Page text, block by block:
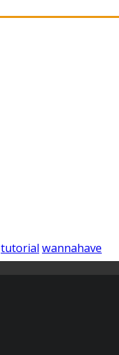
tutorial wannahave